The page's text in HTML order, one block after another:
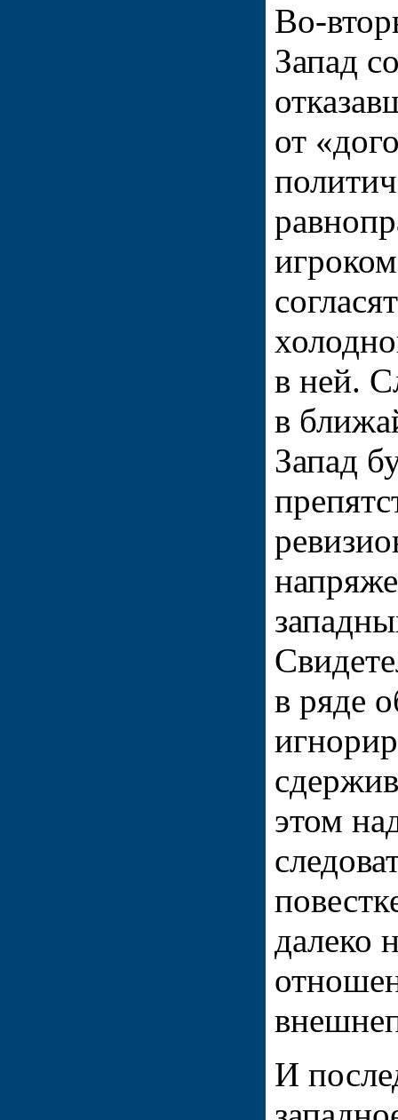
Во-
Запад
от
в ней.
в
Запад
в ряде
этом
далеко
И